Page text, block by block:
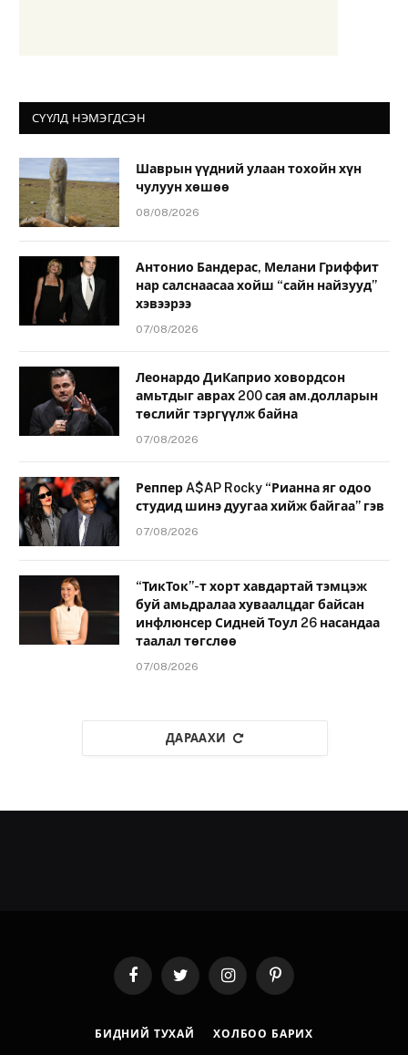
СҮҮЛД НЭМЭГДСЭН
Шаврын үүдний улаан тохойн хүн
чулуун хөшөө
08/08/2026
Антонио Бандерас, Мелани Гриффит
нар салснаасаа хойш “сайн найзууд”
хэвээрээ
07/08/2026
Леонардо ДиКаприо ховордсон
амьтдыг аврах 200 сая ам.долларын
төслийг тэргүүлж байна
07/08/2026
Реппер A$AP Rocky “Рианна яг одоо
студид шинэ дуугаа хийж байгаа” гэв
07/08/2026
“ТикТок”-т хорт хавдартай тэмцэж
буй амьдралаа хуваалцдаг байсан
инфлюнсер Сидней Тоул 26 насандаа
таалал төгслөө
07/08/2026
ДАРААХИ
FacebookTwitter InstagramPinterest
БИДНИЙ ТУХАЙ ХОЛБОО БАРИХ